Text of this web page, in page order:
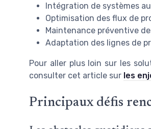
Intégration de systèmes
Optimisation des flux de
Maintenance préventive
Adaptation des lignes de
Pour aller plus loin sur les
consulter cet article sur les
Principaux défis